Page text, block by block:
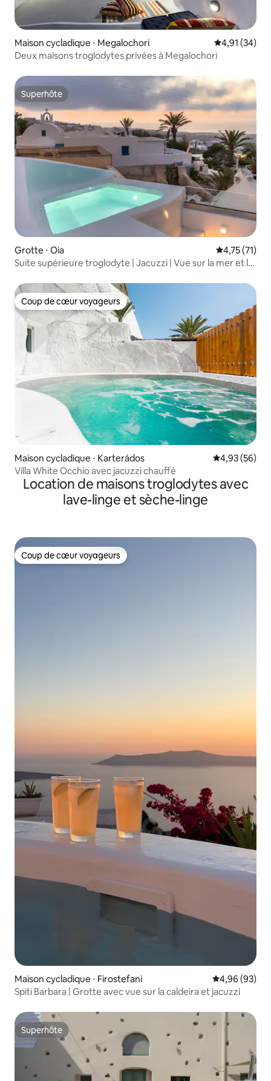
Maison cycladique ⋅ Megalochori Évaluation
4,91 (34)
Deux maisons troglodytes privées à Megalochori
Superhôte
Superhôte
Grotte ⋅ Oia Évaluation
4,75 (71)
Suite supérieure troglodyte | Jacuzzi | Vue sur la mer et le
Coup de cœur voyageurs
Coup de cœur voyageurs
Maison cycladique ⋅ Karterádos Évaluation
4,93 (56)
Villa White Occhio avec jacuzzi chauffé
Location de maisons troglodytes avec
lave-linge et sèche-linge
Coup de cœur voyageurs
Coup de cœur voyageurs
Maison cycladique ⋅ Firostefani Évaluation
4,96 (93)
Spiti Barbara | Grotte avec vue sur la caldeira et jacuzzi
Superhôte
Superhôte